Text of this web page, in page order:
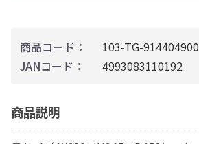
商品コード：
103-TG-914404900
JANコード：
4993083110192
商品説明